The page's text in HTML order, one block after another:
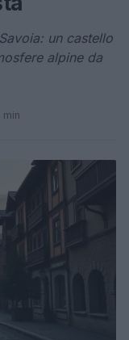
un castello
alpine da
min